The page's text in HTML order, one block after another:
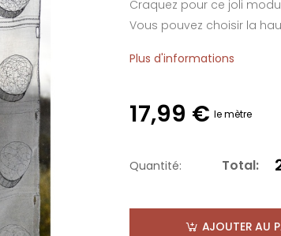
Craquez pour ce joli
Vous pouvez choisir la
Plus d'informations
17,99 € le mètre
Quantité: Total:
AJOUTER AU